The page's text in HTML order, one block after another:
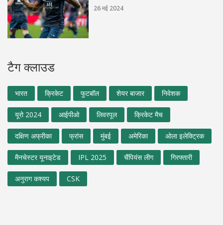
26 मई 2024
टैग क्लाउड
भारत क्रिकेट फुटबॉल शेयर बाजार निवेशक
यूरो 2024 आईपीओ लिवरपूल क्रिकेट मैच
दक्षिण अफ्रीका फ्रांस मुंबई अमेरिका ओला इलेक्ट्रिक
मैनचेस्टर यूनाइटेड IPL 2025 चैंपियंस लीग गिरफ्तारी
अनुराग कश्यप CSK